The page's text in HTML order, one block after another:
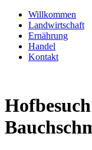
Willkommen
Landwirtschaft
Ernährung
Handel
Kontakt